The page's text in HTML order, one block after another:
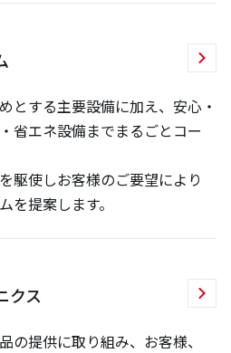
とする主要設備に加え、安心・
省エネ設備までまるごとコー
駆使しお客様のご要望により
を提案します。
クス
の提供に取り組み、お客様、